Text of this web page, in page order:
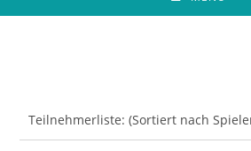
Teilnehmerliste: (Sortiert nach